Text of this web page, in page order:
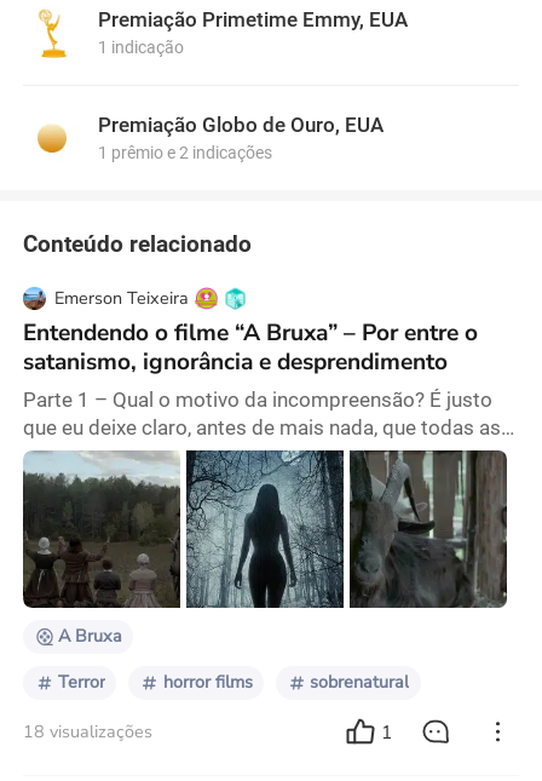
Premiação Primetime Emmy, EUA
1 indicação
Premiação Globo de Ouro, EUA
1 prêmio e 2 indicações
Conteúdo relacionado
Emerson Teixeira
Entendendo o filme “A Bruxa” – Por entre o
satanismo, ignorância e desprendimento
Parte 1 – Qual o motivo da incompreensão? É justo
que eu deixe claro, antes de mais nada, que todas as
informações inseridas nesse texto servirão para
acrescentar na compreensão dos símbolos do filme.
Mas isso não quer dizer que é preciso saber todas e
mais algumas para entender. Quando eu fui assistir o
filme no cinema, as pessoas vaiaram e faziam piadas,
esse desrespeito só pode partir da ignorâ
A Bruxa
Terror horror films sobrenatural
18 visualizações 1